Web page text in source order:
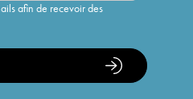
afin de recevoir des